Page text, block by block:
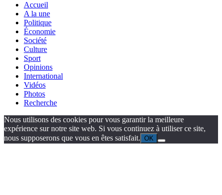
Accueil
A la une
Politique
Économie
Société
Culture
Sport
Opinions
International
Vidéos
Photos
Recherche
Nous utilisons des cookies pour vous garantir la meilleure
expérience sur notre site web. Si vous continuez à utiliser ce site,
nous supposerons que vous en êtes satisfait. OK